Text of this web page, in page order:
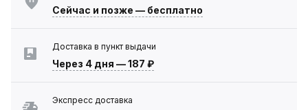
Сейчас и позже — бесплатно
Доставка в пункт выдачи
Через 4 дня —187 ₽
Экспресс доставка